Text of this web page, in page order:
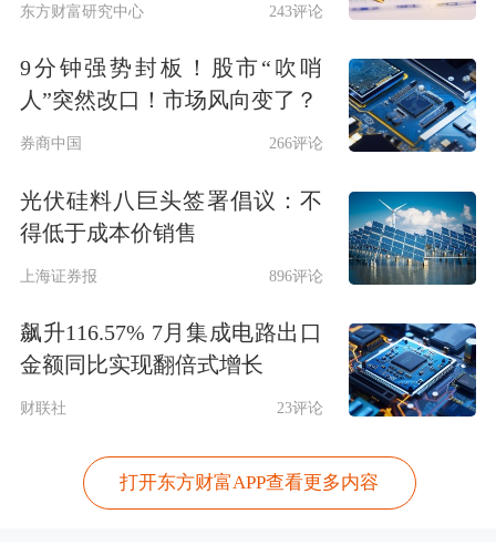
东方财富研究中心 243评论
9分钟强势封板！股市“吹哨
人”突然改口！市场风向变了？
券商中国 266评论
光伏硅料八巨头签署倡议：不
得低于成本价销售
上海证券报 896评论
飙升116.57% 7月集成电路出口
金额同比实现翻倍式增长
财联社 23评论
打开东方财富APP查看更多内容